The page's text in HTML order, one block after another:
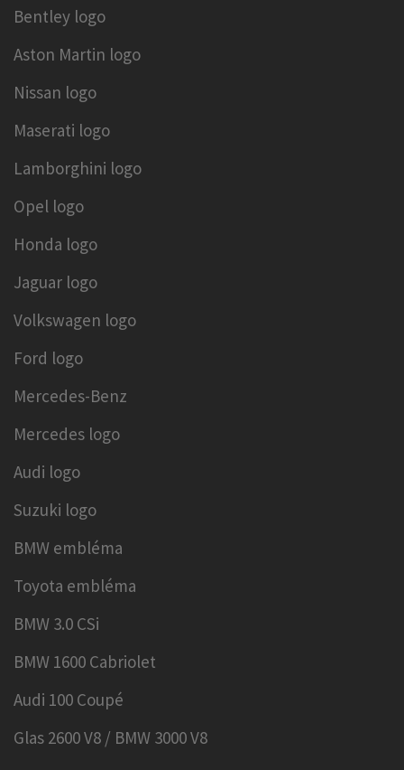
Bentley logo
Aston Martin logo
Nissan logo
Maserati logo
Lamborghini logo
Opel logo
Honda logo
Jaguar logo
Volkswagen logo
Ford logo
Mercedes-Benz
Mercedes logo
Audi logo
Suzuki logo
BMW embléma
Toyota embléma
BMW 3.0 CSi
BMW 1600 Cabriolet
Audi 100 Coupé
Glas 2600 V8 / BMW 3000 V8